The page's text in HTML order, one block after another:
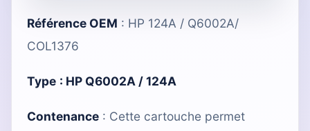
Référence OEM : HP 124A / Q6002A/
COL1376
Type : HP Q6002A / 124A
Contenance : Cette cartouche permet